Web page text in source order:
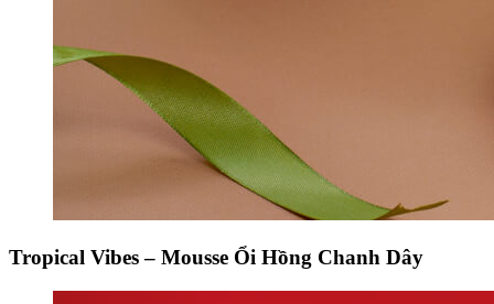
Tropical Vibes – Mousse Ổi Hồng Chanh Dây